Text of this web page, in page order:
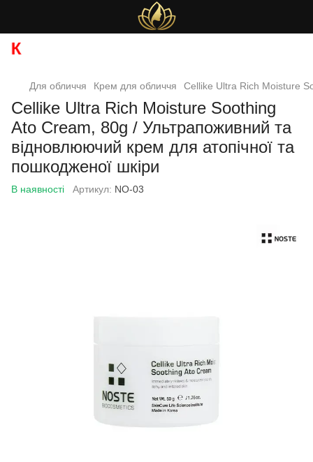
Для обличчя Крем для обличчя Сellike Ultra Rich Moisture
Сellike Ultra Rich Moisture Soothing
Ato Cream, 80g / Ультрапоживний та
відновлюючий крем для атопічної та
пошкодженої шкіри
В наявності Артикул: NO-03